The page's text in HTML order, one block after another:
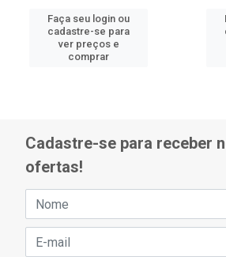
Faça seu login ou
cadastre-se para
ver preços e
comprar
Cadastre-se para receber
ofertas!